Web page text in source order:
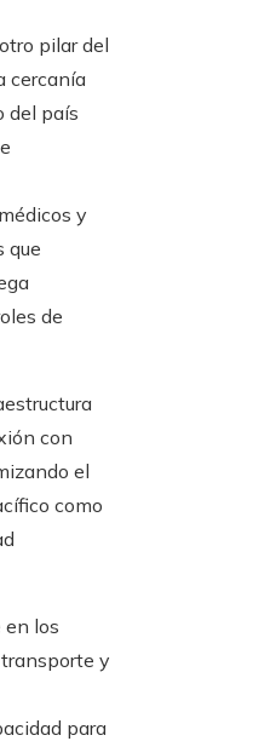
pilar del
cercanía
del país
y
que
de
con
el
como
los
y
para